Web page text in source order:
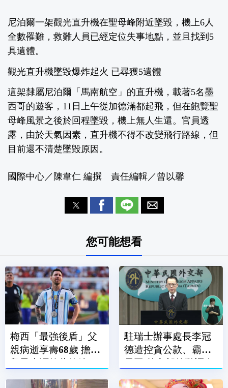
尼泊爾一架觀光直升機在聖母峰附近墜毀，機上6人
全數罹難，救難人員已經定位失事地點，並且找到5
具遺體。
觀光直升機墜毀爆炸起火 已尋獲5遺體
這架隸屬尼泊爾「馬南航空」的直升機，載著5名墨
西哥的遊客，11日上午從加德滿都起飛，但在飽覽聖
母峰風景之後於回程墜毀，機上無人生還。官員透
露，由於天氣因素，直升機不得不改變飛行路線，但
目前還不清楚墜毀原因。
國際中心／陳韋仁 編撰 責任編輯／曾以馨
您可能想看
梅西「最強後盾」父
親病逝享壽68歲 擔任
兒子生涯啟蒙教練、
駐瑞士辦事處長李冠
德遭控貪公款、霸凌
員工 外交部啟動調查